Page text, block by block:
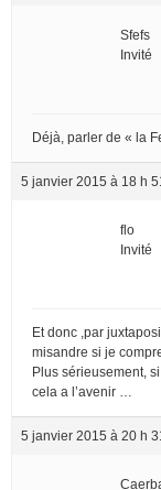
Sfefs
Invité
Déjà, parler de « la
5 janvier 2015 à 18 h
flo
Invité
Et donc ,par
misandre si je
Plus sérieusement,
cela a l’avenir …
5 janvier 2015 à 20 h